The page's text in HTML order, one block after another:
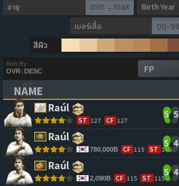
อายุ -
Birth Year
เบอร์เสื้อ
สีผิว
Sort By
OVR| DESC
NAME
(CLICK TO CLEAR SORTING)
Raúl
ST 127 CF 127
5 5
Raúl
780,000B CF 115 ST 115
5 4
Raúl
2,090B CF 115 ST 115
5 4